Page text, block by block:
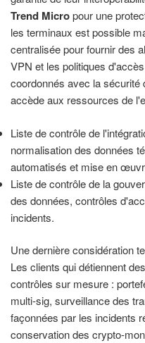
Trend Micropour une
les terminaux est possible
centralisée pour fournir des
VPN et les politiques
coordonnés avec la sécurité
accède aux ressources de
Liste de contrôle de
normalisation des données
automatisés et mise en
Liste de contrôle de la
des données, contrôles
incidents.
Une dernière considération
Les clients qui détiennent
contrôles sur mesure :
multi-sig, surveillance des
façonnées par les incidents
conservation des crypto-